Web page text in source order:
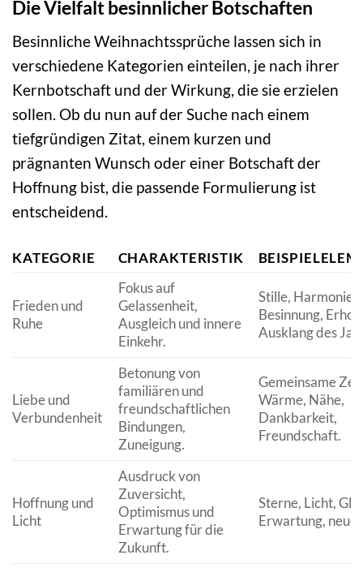
Die Vielfalt besinnlicher Botschaften
Besinnliche Weihnachtssprüche lassen sich in
verschiedene Kategorien einteilen, je nach ihrer
Kernbotschaft und der Wirkung, die sie erzielen
sollen. Ob du nun auf der Suche nach einem
tiefgründigen Zitat, einem kurzen und
prägnanten Wunsch oder einer Botschaft der
Hoffnung bist, die passende Formulierung ist
entscheidend.
KATEGORIE CHARAKTERISTIK
Frieden und
Ruhe
Fokus auf
Gelassenheit,
Ausgleich und innere
Einkehr.
Stille, Harmonie,
Besinnung,
Ausklang des
Liebe und
Verbundenheit
Betonung von
familiären und
freundschaftlichen
Bindungen,
Zuneigung.
Gemeinsame
Wärme, Nähe,
Dankbarkeit,
Freundschaft.
Hoffnung und
Licht
Ausdruck von
Zuversicht,
Optimismus und
Erwartung für die
Zukunft.
Sterne, Licht,
Erwartung,